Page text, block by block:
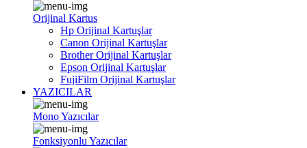
Orijinal Kartus
Hp Orijinal Kartuşlar
Canon Orijinal Kartuşlar
Brother Orijinal Kartuşlar
Epson Orijinal Kartuşlar
FujiFilm Orijinal Kartuşlar
YAZICILAR
Mono Yazıcılar
Fonksiyonlu Yazıcılar